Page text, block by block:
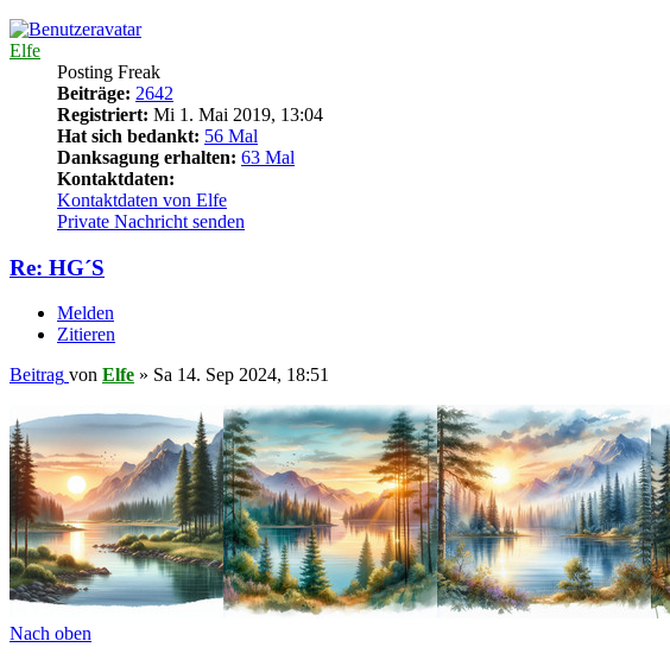
Elfe
Posting Freak
Beiträge: 2642
Registriert: Mi 1. Mai 2019, 13:04
Hat sich bedankt: 56 Mal
Danksagung erhalten: 63 Mal
Kontaktdaten:
Kontaktdaten von Elfe
Private Nachricht senden
Re: HG´S
Melden
Zitieren
Beitrag von Elfe » Sa 14. Sep 2024, 18:51
Nach oben